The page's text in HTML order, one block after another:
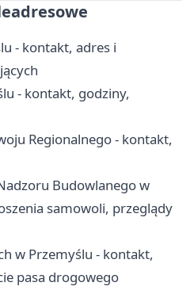
- kontakt, adres i
- kontakt, godziny,
Regionalnego - kontakt,
Budowlanego w
samowoli, przeglądy
w Przemyślu - kontakt,
pasa drogowego